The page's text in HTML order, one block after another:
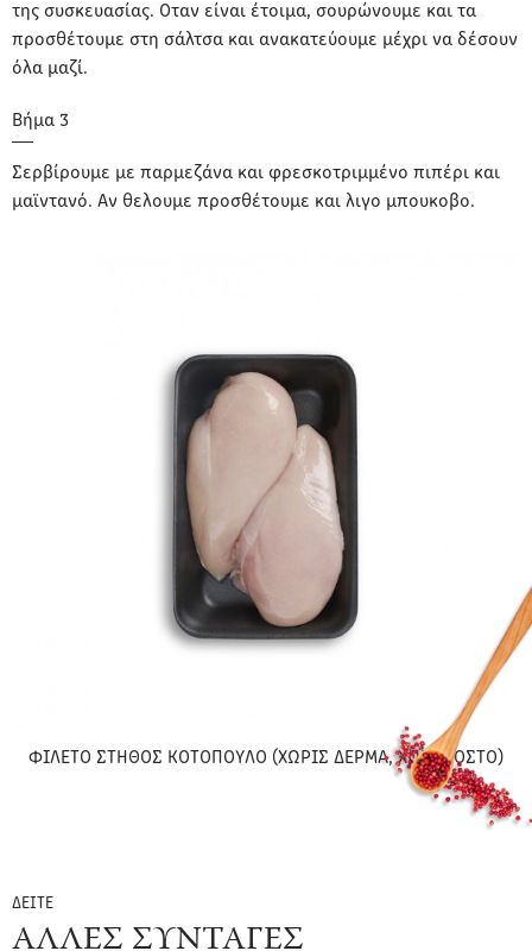
της συσκευασίας. Οταν είναι έτοιμα, σουρώνουμε και τα
προσθέτουμε στη σάλτσα και ανακατεύουμε μέχρι να δέσουν
όλα μαζί.
Σερβίρουμε με παρμεζάνα και φρεσκοτριμμένο πιπέρι και
μαϊντανό. Αν θελουμε προσθέτουμε και λιγο μπουκοβο.
ΦΙΛΕΤΟ ΣΤΗΘΟΣ ΚΟΤΟΠΟΥΛΟ (ΧΩΡΙΣ ΔΕΡΜΑ, ΧΩΡΙΣ ΟΣΤΟ)
ΔΕΙΤΕ